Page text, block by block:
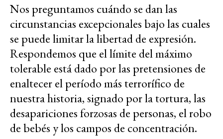
Nos preguntamos cuándo se dan las
circunstancias excepcionales bajo las cuales
se puede limitar la libertad de expresión.
Respondemos que el límite del máximo
tolerable está dado por las pretensiones de
enaltecer el período más terrorífico de
nuestra historia, signado por la tortura, las
desapariciones forzosas de personas, el robo
de bebés y los campos de concentración.